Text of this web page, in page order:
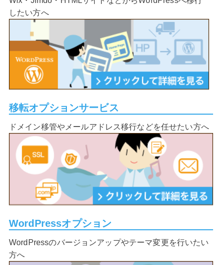
したい方へ
移転オプションサービス
ドメイン移管やメールアドレス移行などを任せたい方へ
WordPressオプション
WordPressのバージョンアップやテーマ変更を行いたい
方へ